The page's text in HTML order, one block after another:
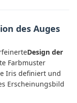
des Auges
Design der
Farbmuster
Iris definiert und
Erscheinungsbild